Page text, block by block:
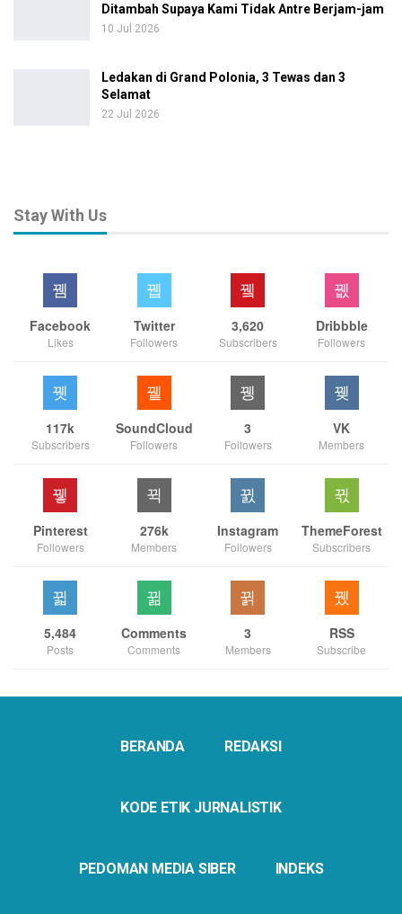
Ditambah Supaya Kami Tidak Antre Berjam-jam
10 Jul 2026
Ledakan di Grand Polonia, 3 Tewas dan 3
Selamat
22 Jul 2026
Stay With Us
Facebook
Likes
Twitter
Followers
3,620
Subscribers
Dribbble
Followers
117k
Subscribers
SoundCloud
Followers
3
Followers
VK
Members
Pinterest
Followers
276k
Members
Instagram
Followers
ThemeForest
Subscribers
5,484
Posts
Comments
Comments
3
Members
RSS
Subscribe
BERANDA REDAKSI
KODE ETIK JURNALISTIK
PEDOMAN MEDIA SIBER INDEKS